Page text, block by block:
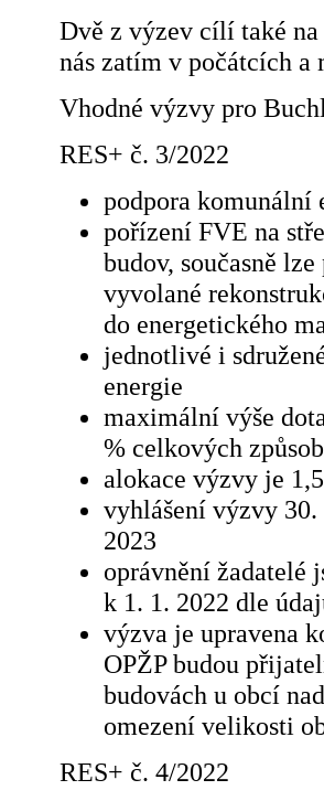
Dvě z výzev cílí také
nás zatím v počátcích
Vhodné výzvy pro
RES+ č. 3/2022
podpora komunální
pořízení FVE na
budov, současně
vyvolané
do energetického
jednotlivé i
energie
maximální výše
% celkových
alokace výzvy je
vyhlášení výzvy 30.
2023
oprávnění žadatelé
k 1. 1. 2022 dle
výzva je upravena
OPŽP budou
budovách u obcí
omezení velikosti
RES+ č. 4/2022